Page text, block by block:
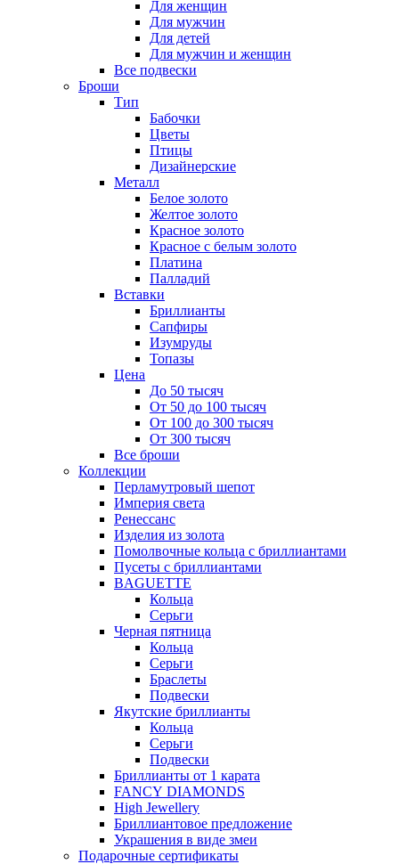
Для женщин
Для мужчин
Для детей
Для мужчин и женщин
Все подвески
Броши
Тип
Бабочки
Цветы
Птицы
Дизайнерские
Металл
Белое золото
Желтое золото
Красное золото
Красное с белым золото
Платина
Палладий
Вставки
Бриллианты
Сапфиры
Изумруды
Топазы
Цена
До 50 тысяч
От 50 до 100 тысяч
От 100 до 300 тысяч
От 300 тысяч
Все броши
Коллекции
Перламутровый шепот
Империя света
Ренессанс
Изделия из золота
Помолвочные кольца с бриллиантами
Пусеты с бриллиантами
BAGUETTE
Кольца
Серьги
Черная пятница
Кольца
Серьги
Браслеты
Подвески
Якутские бриллианты
Кольца
Серьги
Подвески
Бриллианты от 1 карата
FANCY DIAMONDS
High Jewellery
Бриллиантовое предложение
Украшения в виде змеи
Подарочные сертификаты